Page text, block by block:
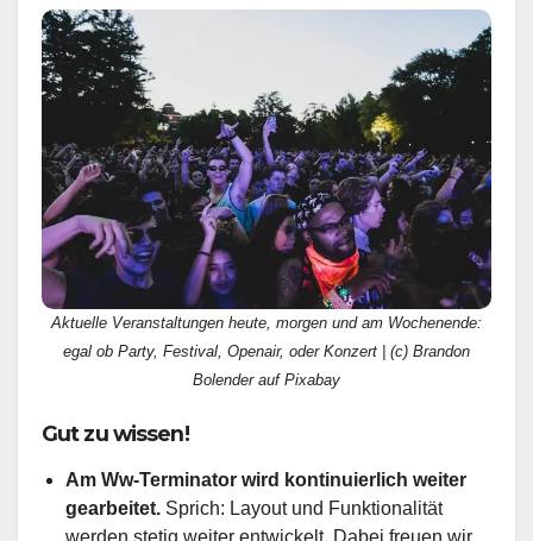
Aktuelle Veranstaltungen heute, morgen und am Wochenende:
egal ob Party, Festival, Openair, oder Konzert | (c) Brandon
Bolender auf Pixabay
Gut zu wissen!
Am Ww-Terminator wird kontinuierlich weiter
gearbeitet. Sprich: Layout und Funktionalität
werden stetig weiter entwickelt. Dabei freuen wir